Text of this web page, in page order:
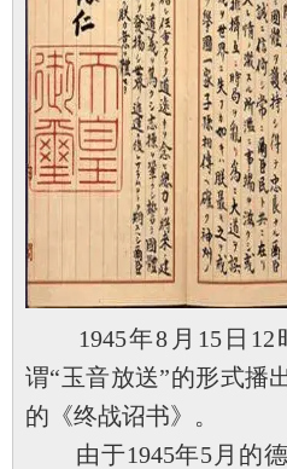
1945年8月15日12
谓“玉音放送”的形式播
的《终战诏书》。
由于1945年5月的德